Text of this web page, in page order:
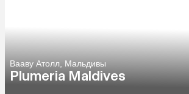
Вааву Атолл, Мальдивы
Plumeria Maldives